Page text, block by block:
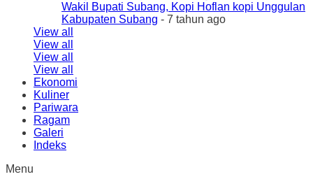
Wakil Bupati Subang, Kopi Hoflan kopi Unggulan
Kabupaten Subang - 7 tahun ago
View all
View all
View all
View all
Ekonomi
Kuliner
Pariwara
Ragam
Galeri
Indeks
Menu